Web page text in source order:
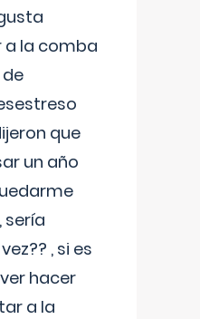
la comba
que
un año
sería
, si es
hacer
a la